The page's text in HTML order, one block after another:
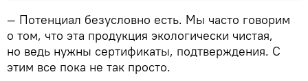
— Потенциал безусловно есть. Мы часто говорим
о том, что эта продукция экологически чистая,
но ведь нужны сертификаты, подтверждения. С
этим все пока не так просто.